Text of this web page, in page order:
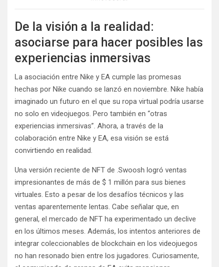
De la visión a la realidad:
asociarse para hacer posibles las
experiencias inmersivas
La asociación entre Nike y EA cumple las promesas
hechas por Nike cuando se lanzó en noviembre. Nike había
imaginado un futuro en el que su ropa virtual podría usarse
no solo en videojuegos. Pero también en “otras
experiencias inmersivas”. Ahora, a través de la
colaboración entre Nike y EA, esa visión se está
convirtiendo en realidad.
Una versión reciente de NFT de .Swoosh logró ventas
impresionantes de más de $ 1 millón para sus bienes
virtuales. Esto a pesar de los desafíos técnicos y las
ventas aparentemente lentas. Cabe señalar que, en
general, el mercado de NFT ha experimentado un declive
en los últimos meses. Además, los intentos anteriores de
integrar coleccionables de blockchain en los videojuegos
no han resonado bien entre los jugadores. Curiosamente,